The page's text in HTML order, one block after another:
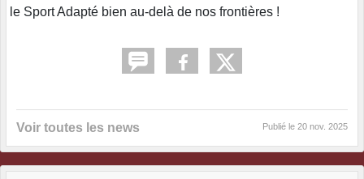
le Sport Adapté bien au-delà de nos frontières !
Voir toutes les news Publié le 20 nov. 2025